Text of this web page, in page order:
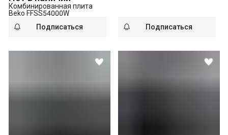
Комбинированная плита
Beko FFSS54000W
Подписаться
Подписаться